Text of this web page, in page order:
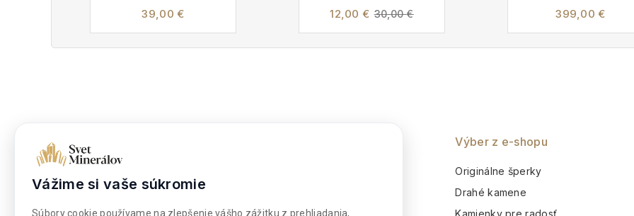
39,00 € 12,00 € 30,00€ 399,00 €
Dokumenty
Súbory cookies
Výber z e-shopu
Originálne šperky
Drahé kamene
Vážime si vaše súkromie
Súbory cookie používame na zlepšenie vášho zážitku z prehliadania,